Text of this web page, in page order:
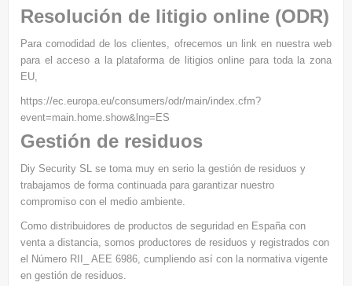
Resolución de litigio online (ODR)
Para comodidad de los clientes, ofrecemos un link en nuestra web
para el acceso a la plataforma de litigios online para toda la zona
EU,
https://ec.europa.eu/consumers/odr/main/index.cfm?
event=main.home.show&lng=ES
Gestión de residuos
Diy Security SL se toma muy en serio la gestión de residuos y
trabajamos de forma continuada para garantizar nuestro
compromiso con el medio ambiente.
Como distribuidores de productos de seguridad en España con
venta a distancia, somos productores de residuos y registrados con
el Número RII_ AEE 6986, cumpliendo así con la normativa vigente
en gestión de residuos.